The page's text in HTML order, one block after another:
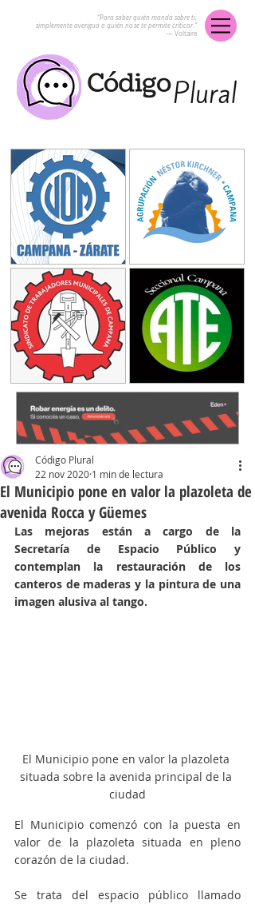
“Para saber quién manda sobre ti,
simplemente averigua a quién no se te permite criticar.”
― Voltaire
El Municipio pone en valor la plazoleta de
avenida Rocca y Güemes
Código Plural
22 nov 2020 1 min de lectura
Las mejoras están a cargo de la
Secretaría de Espacio Público y
contemplan la restauración de los
canteros de maderas y la pintura de una
imagen alusiva al tango.
El Municipio pone en valor la plazoleta
situada sobre la avenida principal de la
ciudad
El Municipio comenzó con la puesta en
valor de la plazoleta situada en pleno
corazón de la ciudad.
Se trata del espacio público llamado